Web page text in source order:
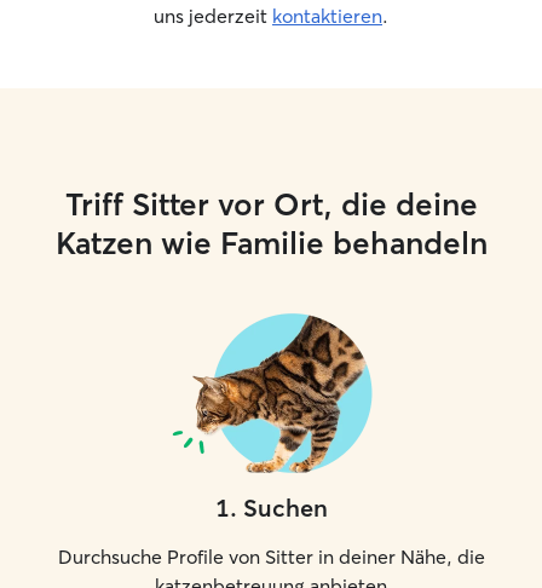
uns jederzeit kontaktieren.
Triff Sitter vor Ort, die deine
Katzen wie Familie behandeln
1. Suchen
Durchsuche Profile von Sitter in deiner Nähe, die